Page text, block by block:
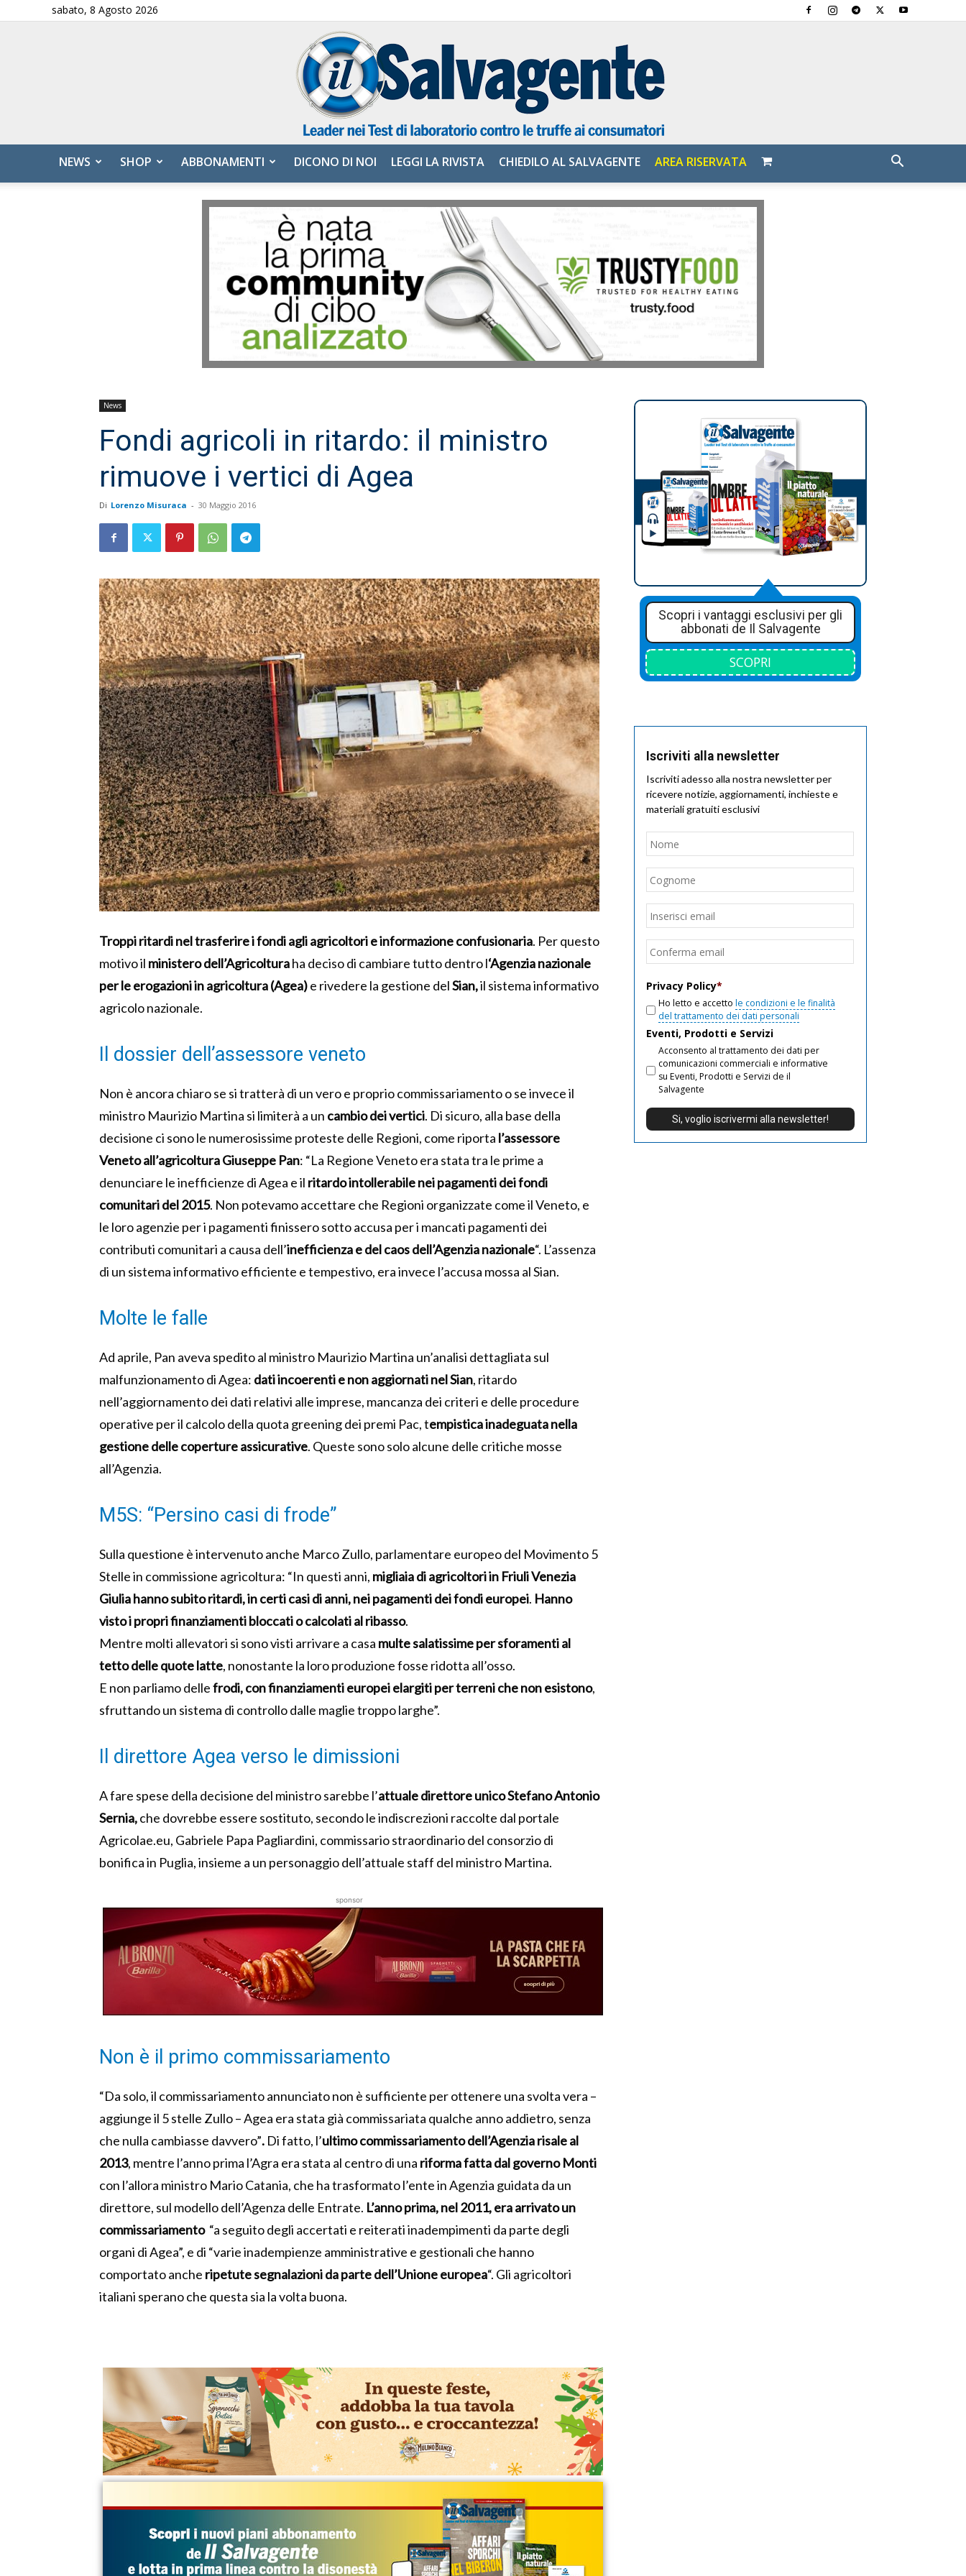
sabato, 8 Agosto 2026
Salvagente
NEWS SHOP ABBONAMENTI DICONO DI NOI LEGGI LA RIVISTA CHIEDILO AL SALVAGENTE AREA RISERVATA
News
Fondi agricoli in ritardo: il ministro
rimuove i vertici di Agea
Di Lorenzo Misuraca - 30 Maggio 2016
Troppi ritardi nel trasferire i fondi agli agricoltori e informazione confusionaria. Per questo
motivo il ministero dell’Agricolturaha deciso di cambiare tutto dentro l‘Agenzia nazionale
per le erogazioni in agricoltura (Agea)e rivedere la gestione delSian,il sistema informativo
agricolo nazionale.
Il dossier dell’assessore veneto
Non è ancora chiaro se si tratterà di un vero e proprio commissariamento o se invece il
ministro Maurizio Martina si limiterà a un cambio dei vertici. Di sicuro, alla base della
decisione ci sono le numerosissime proteste delle Regioni, come riporta l’assessore
Veneto all’agricoltura Giuseppe Pan: “La Regione Veneto era stata tra le prime a
denunciare le inefficienze di Agea e il ritardo intollerabile nei pagamenti dei fondi
comunitari del 2015. Non potevamo accettare che Regioni organizzate come il Veneto, e
le loro agenzie per i pagamenti finissero sotto accusa per i mancati pagamenti dei
contributi comunitari a causa dell’inefficienza e del caos dell’Agenzia nazionale“. L’assenza
di un sistema informativo efficiente e tempestivo, era invece l’accusa mossa al Sian.
Molte le falle
Ad aprile, Pan aveva spedito al ministro Maurizio Martina un’analisi dettagliata sul
malfunzionamento di Agea: dati incoerenti e non aggiornati nel Sian, ritardo
nell’aggiornamento dei dati relativi alle imprese, mancanza dei criteri e delle procedure
operative per il calcolo della quota greening dei premi Pac, tempistica inadeguata nella
gestione delle coperture assicurative. Queste sono solo alcune delle critiche mosse
all’Agenzia.
M5S: “Persino casi di frode”
Sulla questione è intervenuto anche Marco Zullo, parlamentare europeo del Movimento 5
Stelle in commissione agricoltura: “In questi anni, migliaia di agricoltori in Friuli Venezia
Giulia hanno subito ritardi, in certi casi di anni, nei pagamenti dei fondi europei. Hanno
visto i propri finanziamenti bloccati o calcolati al ribasso.
Mentre molti allevatori si sono visti arrivare a casa multe salatissime per sforamenti al
tetto delle quote latte, nonostante la loro produzione fosse ridotta all’osso.
E non parliamo dellefrodi, con finanziamenti europei elargiti per terreni che non esistono,
sfruttando un sistema di controllo dalle maglie troppo larghe”.
Il direttore Agea verso le dimissioni
A fare spese della decisione del ministro sarebbe l’attuale direttore unico Stefano Antonio
Sernia,che dovrebbe essere sostituto, secondo le indiscrezioni raccolte dal portale
Agricolae.eu, Gabriele Papa Pagliardini, commissario straordinario del consorzio di
bonifica in Puglia, insieme a un personaggio dell’attuale staff del ministro Martina.
sponsor
Non è il primo commissariamento
“Da solo, il commissariamento annunciato non è sufficiente per ottenere una svolta vera –
aggiunge il 5 stelle Zullo – Agea era stata già commissariata qualche anno addietro, senza
che nulla cambiasse davvero”. Di fatto, l’ultimo commissariamento dell’Agenzia risale al
2013, mentre l’anno prima l’Agra era stata al centro di una riforma fatta dal governo Monti
con l’allora ministro Mario Catania, che ha trasformato l’ente in Agenzia guidata da un
direttore, sul modello dell’Agenza delle Entrate. L’anno prima, nel 2011, era arrivato un
commissariamento “a seguito degli accertati e reiterati inadempimenti da parte degli
organi di Agea”, e di “varie inadempienze amministrative e gestionali che hanno
comportato anche ripetute segnalazioni da parte dell’Unione europea“. Gli agricoltori
italiani sperano che questa sia la volta buona.
Scopri i vantaggi esclusivi per gli
abbonati de Il Salvagente
SCOPRI
Iscriviti alla newsletter
Iscriviti adesso alla nostra newsletter per
ricevere notizie, aggiornamenti, inchieste e
materiali gratuiti esclusivi
Nome
Email
Privacy Policy*
Ho letto e accetto le condizioni e le finalità
del trattamento dei dati personali
Eventi, Prodotti e Servizi
Acconsento al trattamento dei dati per
comunicazioni commerciali e informative
su Eventi, Prodotti e Servizi de il
Salvagente